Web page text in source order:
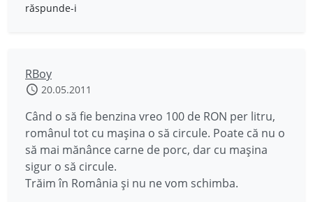
răspunde-i
RBoy
20.05.2011
Când o să fie benzina vreo 100 de RON per litru,
românul tot cu maşina o să circule. Poate că nu o
să mai mănânce carne de porc, dar cu maşina
sigur o să circule.
Trăim în România și nu ne vom schimba.